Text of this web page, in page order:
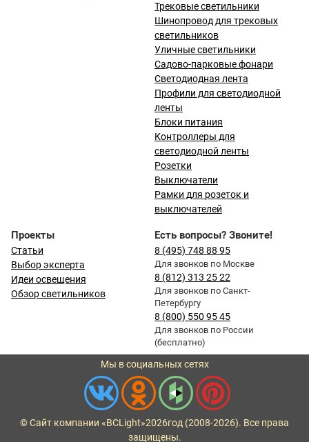
Трековые светильники
Шинопровод для трековых
светильников
Уличные светильники
Садово-парковые фонари
Светодиодная лента
Профили для светодиодной
ленты
Блоки питания
Контроллеры для
светодиодной ленты
Розетки
Выключатели
Рамки для розеток и
выключателей
Проекты
Статьи
Выбор эксперта
Идеи освещения
Обзор светильников
Есть вопросы? Звоните!
8 (495) 748 88 95
Для звонков по Москве
8 (812) 313 25 22
Для звонков по Санкт-
Петербургу
8 (800) 550 95 45
Для звонков по России
(бесплатно)
Мы в социальных сетях
© Сайт компании «BCLight»2026год (2008-2026). Все права
защищены.